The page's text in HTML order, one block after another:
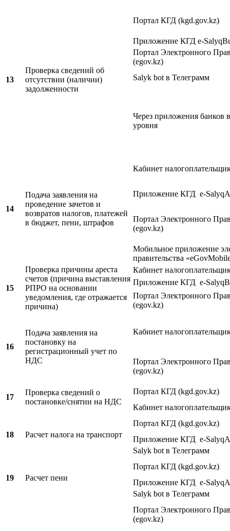
13
Проверка сведений об
отсутствии (наличии)
задолженности
Портал КГД (kgd.gov.kz)
Приложение КГД e-
Портал Электронного
(egov.kz)
Salyk bot в Телеграмм
Через приложения банков
уровня
14
Подача заявления на
проведение зачетов и
возвратов налогов, платежей
в бюджет, пени, штрафов
Кабинет
Приложение КГД e-
Портал Электронного
(egov.kz)
Мобильное приложение
правительства
15
Проверка причины ареста
счетов (причина выставления
РПРО на основании
уведомления, где отражается
причина)
Кабинет
Приложение КГД e-
Портал Электронного
(egov.kz)
16
Подача заявления на
постановку на
регистрационный учет по
НДС
Кабинет
Портал Электронного
(egov.kz)
17
Проверка сведений о
постановке/снятии на НДС
Портал КГД (kgd.gov.kz)
Кабинет
18 Расчет налога на транспорт
Портал КГД (kgd.gov.kz)
Приложение КГД e-
Salyk bot в Телеграмм
19 Расчет пени
Портал КГД (kgd.gov.kz)
Приложение КГД e-
Salyk bot в Телеграмм
Портал Электронного
(egov.kz)